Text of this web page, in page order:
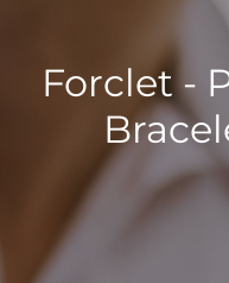
Forclet -